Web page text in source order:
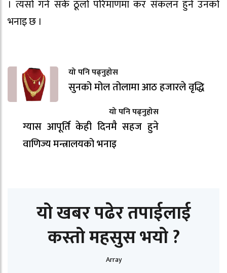
। त्यसो गर्न सके ठूलो परिमाणमा कर संकलन हुने उनको
भनाइ छ ।
यो पनि पढ्नुहोस
सुनको मोल तोलामा आठ हजारले वृद्धि
यो पनि पढ्नुहोस
ग्यास आपूर्ति केही दिनमै सहज हुने
वाणिज्य मन्त्रालयको भनाइ
यो खबर पढेर तपाईलाई
कस्तो महसुस भयो ?
Array